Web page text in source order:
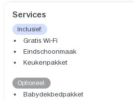
Services
Inclusief:
Gratis Wi-Fi
Eindschoonmaak
Keukenpakket
Optioneel:
Babydekbedpakket